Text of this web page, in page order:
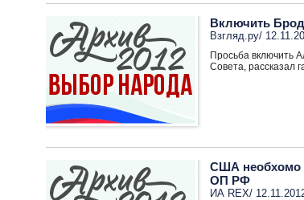
Включить
Взгляд.ру/
Просьба включить
Совета, рассказал
США необхомо
ОП РФ
ИА REX/